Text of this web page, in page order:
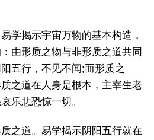
学揭示宇宙万物的基本构造，
由形质之物与非形质之道共同
五行，不见不闻;而形质之
之道在人身是根本，主宰生老
乐悲恐惊一切。
之道。易学揭示阴阳五行就在